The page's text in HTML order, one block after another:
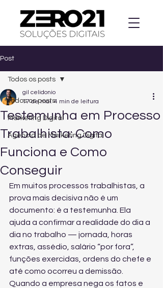
Post
Todos os posts
Marketing Digital
Agencia de Marketing Digital
Todos os posts
Testemunha em Processo
Trabalhista: Como
Funciona e Como
Conseguir
gil celidonio
17 de mai. 4 min de leitura
Em muitos processos trabalhistas, a
prova mais decisiva não é um
documento: é a testemunha. Ela
ajuda a confirmar a realidade do dia a
dia no trabalho — jornada, horas
extras, assédio, salário “por fora”,
funções exercidas, ordens do chefe e
até como ocorreu a demissão.
Quando a empresa nega os fatos e